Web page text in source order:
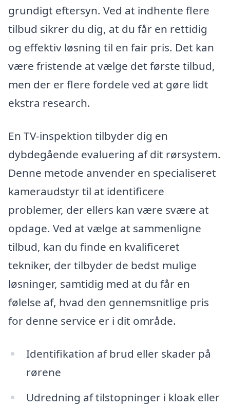
grundigt eftersyn. Ved at indhente flere
tilbud sikrer du dig, at du får en rettidig
og effektiv løsning til en fair pris. Det kan
være fristende at vælge det første tilbud,
men der er flere fordele ved at gøre lidt
ekstra research.
En TV-inspektion tilbyder dig en
dybdegående evaluering af dit rørsystem.
Denne metode anvender en specialiseret
kameraudstyr til at identificere
problemer, der ellers kan være svære at
opdage. Ved at vælge at sammenligne
tilbud, kan du finde en kvalificeret
tekniker, der tilbyder de bedst mulige
løsninger, samtidig med at du får en
følelse af, hvad den gennemsnitlige pris
for denne service er i dit område.
Identifikation af brud eller skader på
rørene
Udredning af tilstopninger i kloak eller